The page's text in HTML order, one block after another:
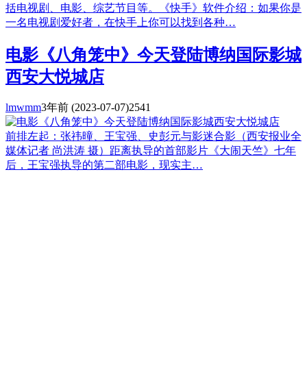
括电视剧、电影、综艺节目等。《快手》软件介绍：如果你是
一名电视剧爱好者，在快手上你可以找到各种…
电影《八角笼中》今天登陆博纳国际影城
西安大悦城店
lmwmm3年前 (2023-07-07)2541
前排左起：张祎曈、王宝强、史彭元与影迷合影（西安报业全
媒体记者 尚洪涛 摄）距离执导的首部影片《大闹天竺》七年
后，王宝强执导的第二部电影，现实主…